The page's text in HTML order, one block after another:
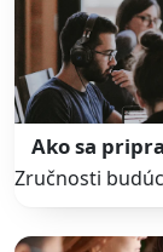
Ako sa
Zručnosti